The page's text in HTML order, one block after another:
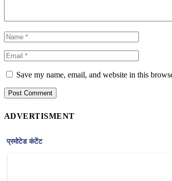
Save my name, email, and website in this
ADVERTISMENT